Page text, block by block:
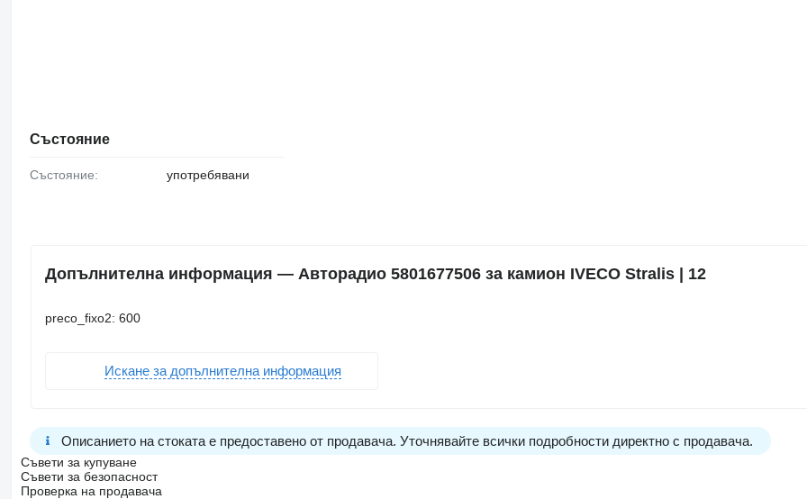
Състояние
Състояние: употребявани
Допълнителна информация — Авторадио 5801677506 за камион IVECO Stralis | 12
preco_fixo2: 600
Искане за допълнителна информация
Описанието на стоката е предоставено от продавача. Уточнявайте всички подробности директно с продавача.
Съвети за купуване
Съвети за безопасност
Проверка на продавача